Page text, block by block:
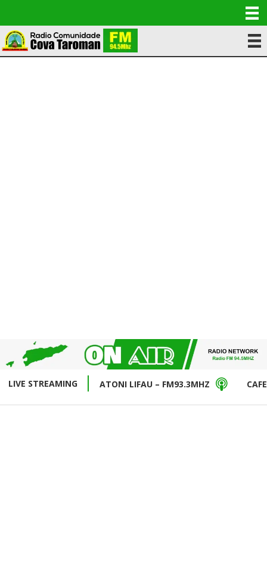
LIVE STREAMING ATONI LIFAU – FM93.3MHZ